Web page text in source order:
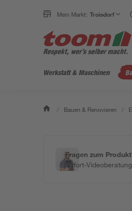
Mein Markt: Troisdorf
Werkstatt & Maschinen
/ Bauen & Renovieren /
Fragen zum
Sofort-